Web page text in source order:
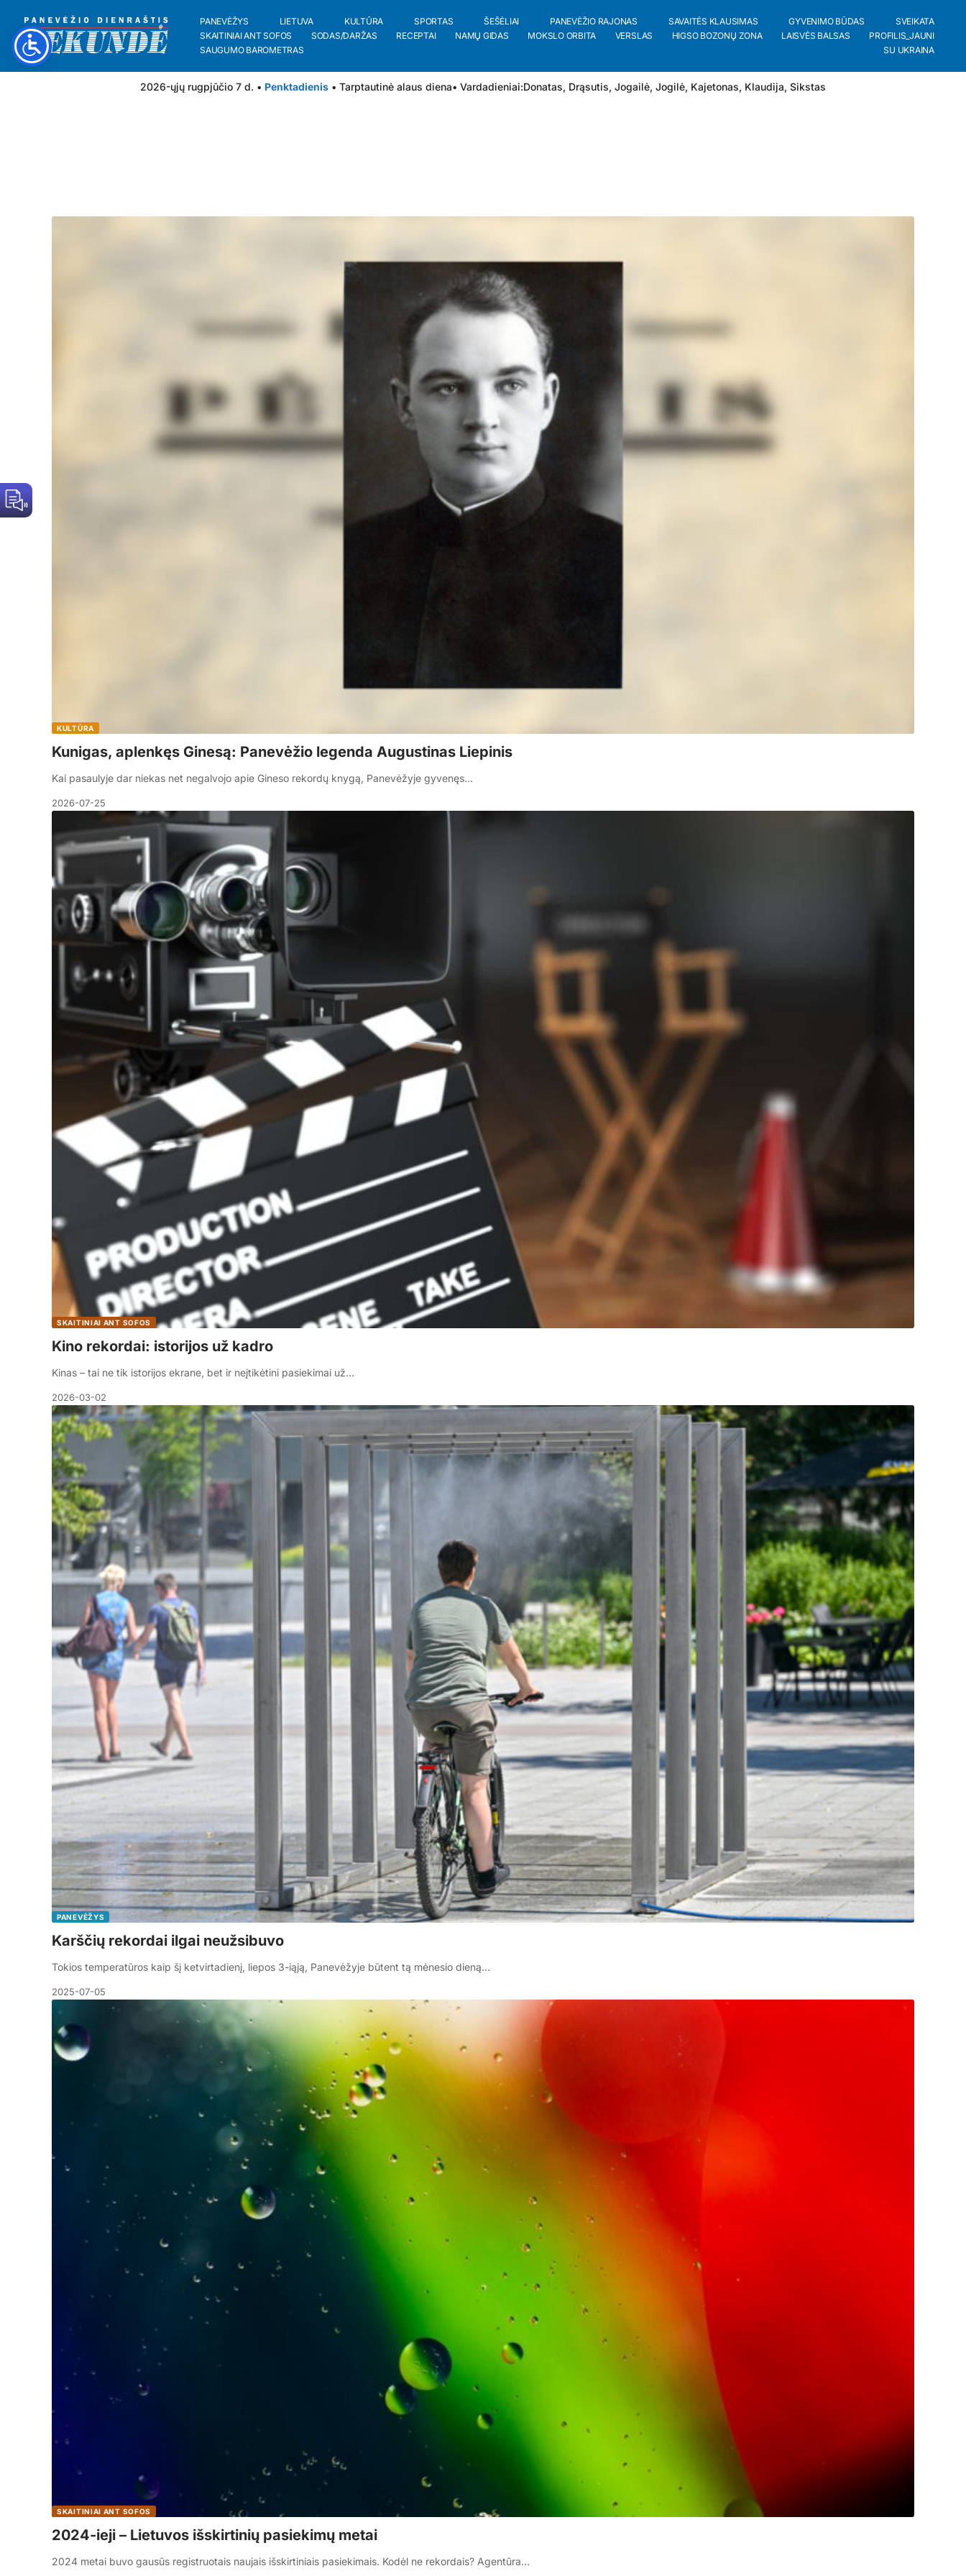
PANEVĖŽYS LIETUVA KULTŪRA SPORTAS ŠEŠĖLIAI PANEVĖŽIO RAJONAS SAVAITĖS KLAUSIMAS GYVENIMO BŪDAS
SVEIKATA
SKAITINIAI ANT SOFOS
SODAS/DARŽAS RECEPTAI NAMŲ GIDAS MOKSLO ORBITA VERSLAS HIGSO BOZONŲ ZONA LAISVĖS BALSAS
PROFILIS_JAUNI
SAUGUMO BAROMETRAS
SU UKRAINA
2026-ųjų rugpjūčio 7 d. • Penktadienis • Tarptautinė alaus diena• Vardadieniai:Donatas, Drąsutis, Jogailė, Jogilė, Kajetonas, Klaudija, Sikstas
KULTŪRA
Kunigas, aplenkęs Ginesą: Panevėžio legenda Augustinas Liepinis
Kai pasaulyje dar niekas net negalvojo apie Gineso rekordų knygą, Panevėžyje gyvenęs…
2026-07-25
SKAITINIAI ANT SOFOS
Kino rekordai: istorijos už kadro
Kinas – tai ne tik istorijos ekrane, bet ir neįtikėtini pasiekimai už…
2026-03-02
PANEVĖŽYS
Karščių rekordai ilgai neužsibuvo
Tokios temperatūros kaip šį ketvirtadienį, liepos 3-iąją, Panevėžyje būtent tą mėnesio dieną…
2025-07-05
SKAITINIAI ANT SOFOS
2024-ieji – Lietuvos išskirtinių pasiekimų metai
2024 metai buvo gausūs registruotais naujais išskirtiniais pasiekimais. Kodėl ne rekordais? Agentūra…